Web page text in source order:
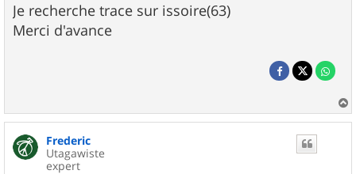
s
s
a
Je recherche trace sur issoire(63)
Merci d'avance
a
Frederic
Utagawiste
expert